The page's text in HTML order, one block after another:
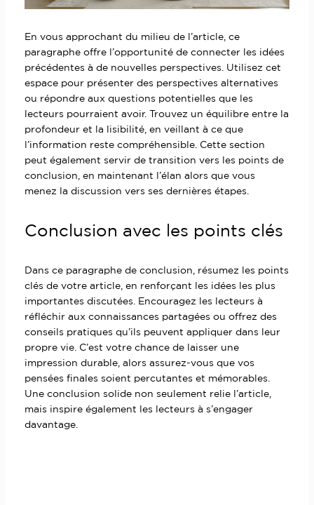
En vous approchant du milieu de l’article, ce
paragraphe offre l’opportunité de connecter les idées
précédentes à de nouvelles perspectives. Utilisez cet
espace pour présenter des perspectives alternatives
ou répondre aux questions potentielles que les
lecteurs pourraient avoir. Trouvez un équilibre entre la
profondeur et la lisibilité, en veillant à ce que
l’information reste compréhensible. Cette section
peut également servir de transition vers les points de
conclusion, en maintenant l’élan alors que vous
menez la discussion vers ses dernières étapes.
Conclusion avec les points clés
Dans ce paragraphe de conclusion, résumez les points
clés de votre article, en renforçant les idées les plus
importantes discutées. Encouragez les lecteurs à
réfléchir aux connaissances partagées ou offrez des
conseils pratiques qu’ils peuvent appliquer dans leur
propre vie. C’est votre chance de laisser une
impression durable, alors assurez-vous que vos
pensées finales soient percutantes et mémorables.
Une conclusion solide non seulement relie l’article,
mais inspire également les lecteurs à s’engager
davantage.